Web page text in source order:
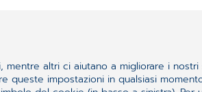
altri ci aiutano a migliorare i
impostazioni in qualsiasi